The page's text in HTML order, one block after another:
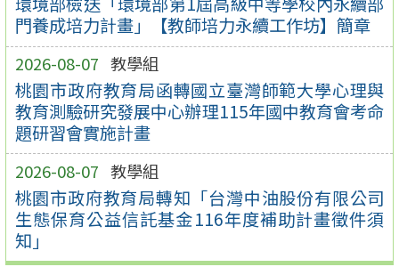
門養成培力計畫」【教師培力永續工作坊】簡章
2026-08-07 教學組
桃園市政府教育局函轉國立臺灣師範大學心理與
教育測驗研究發展中心辦理115年國中教育會考命
題研習會實施計畫
2026-08-07 教學組
桃園市政府教育局轉知「台灣中油股份有限公司
生態保育公益信託基金116年度補助計畫徵件須
知」